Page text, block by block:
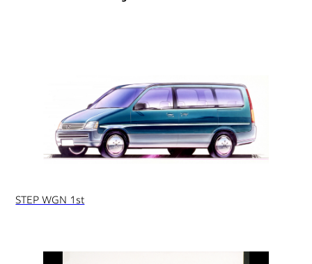
STEP WGN 1st